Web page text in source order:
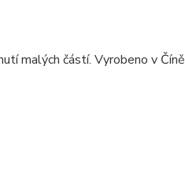
malých částí. Vyrobeno v Číně